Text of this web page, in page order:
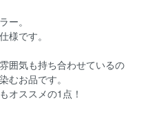
ー。
様です。
囲気も持ち合わせているの
むお品です。
オススメの1点！